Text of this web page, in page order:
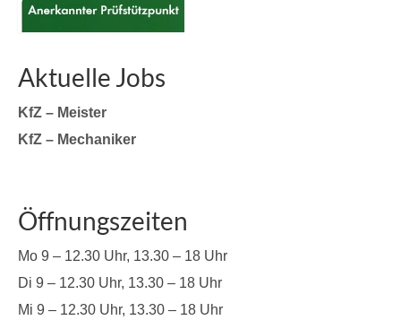
Aktuelle Jobs
KfZ – Meister
KfZ – Mechaniker
Öffnungszeiten
Mo 9 – 12.30 Uhr, 13.30 – 18 Uhr
Di 9 – 12.30 Uhr, 13.30 – 18 Uhr
Mi 9 – 12.30 Uhr, 13.30 – 18 Uhr